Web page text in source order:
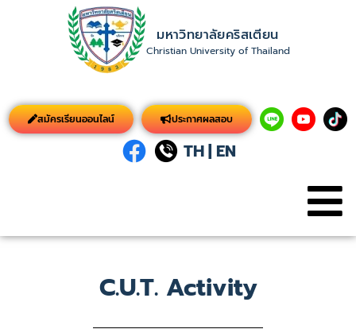
มหาวิทยาลัยคริสเตียน
Christian University of Thailand
สมัครเรียนออนไลน์ ประกาศผลสอบ
TH| EN
C.U.T. Activity